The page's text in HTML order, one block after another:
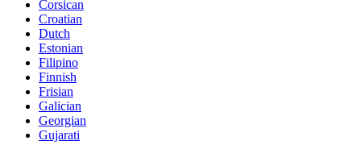
Corsican
Croatian
Dutch
Estonian
Filipino
Finnish
Frisian
Galician
Georgian
Gujarati